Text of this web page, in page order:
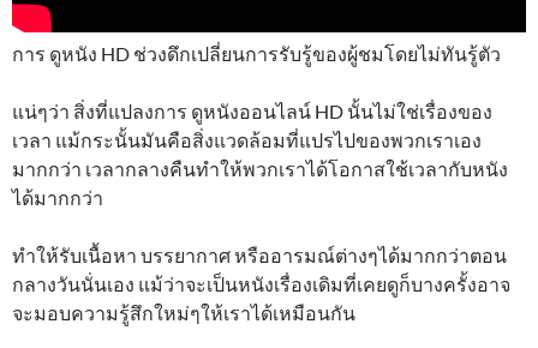
การ ดูหนัง HD ช่วงดึกเปลี่ยนการรับรู้ของผู้ชมโดยไม่ทันรู้ตัว
แน่ๆว่า สิ่งที่แปลงการ ดูหนังออนไลน์ HD นั้นไม่ใช่เรื่องของ
เวลา แม้กระนั้นมันคือสิ่งแวดล้อมที่แปรไปของพวกเราเอง
มากกว่า เวลากลางคืนทำให้พวกเราได้โอกาสใช้เวลากับหนัง
ได้มากกว่า
ทำให้รับเนื้อหา บรรยากาศ หรืออารมณ์ต่างๆได้มากกว่าตอน
กลางวันนั่นเอง แม้ว่าจะเป็นหนังเรื่องเดิมที่เคยดูก็บางครั้งอาจ
จะมอบความรู้สึกใหม่ๆให้เราได้เหมือนกัน